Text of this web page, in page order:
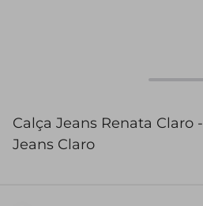
Calça Jeans Renata Claro -
Jeans Claro